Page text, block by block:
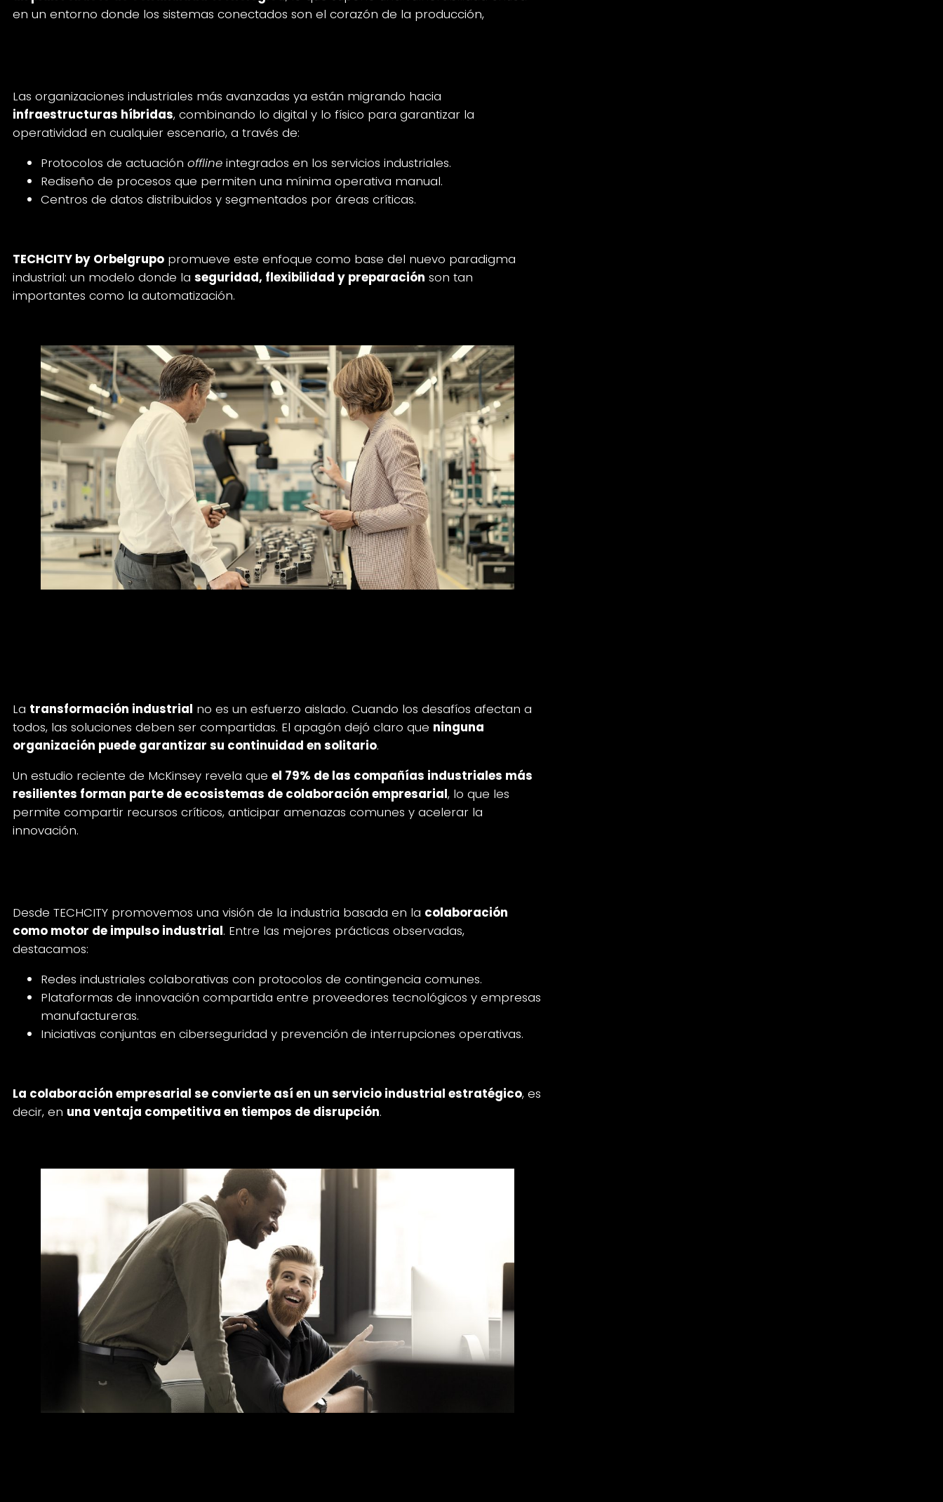
en un entorno donde los sistemas conectados son el corazón de la producción,
Las organizaciones industriales más avanzadas ya están migrando hacia
infraestructuras híbridas, combinando lo digital y lo físico para garantizar la
operatividad en cualquier escenario, a través de:
Protocolos de actuación offline integrados en los servicios industriales.
Rediseño de procesos que permiten una mínima operativa manual.
Centros de datos distribuidos y segmentados por áreas críticas.
TECHCITY by Orbelgrupo promueve este enfoque como base del nuevo paradigma
industrial: un modelo donde la seguridad, flexibilidad y preparación son tan
importantes como la automatización.
La transformación industrial no es un esfuerzo aislado. Cuando los desafíos afectan a
todos, las soluciones deben ser compartidas. El apagón dejó claro que ninguna
organización puede garantizar su continuidad en solitario.
Un estudio reciente de McKinsey revela que el 79% de las compañías industriales más
resilientes forman parte de ecosistemas de colaboración empresarial, lo que les
permite compartir recursos críticos, anticipar amenazas comunes y acelerar la
innovación.
Desde TECHCITY promovemos una visión de la industria basada en la colaboración
como motor de impulso industrial. Entre las mejores prácticas observadas,
destacamos:
Redes industriales colaborativas con protocolos de contingencia comunes.
Plataformas de innovación compartida entre proveedores tecnológicos y empresas
manufactureras.
Iniciativas conjuntas en ciberseguridad y prevención de interrupciones operativas.
La colaboración empresarial se convierte así en un servicio industrial estratégico, es
decir, en una ventaja competitiva en tiempos de disrupción.